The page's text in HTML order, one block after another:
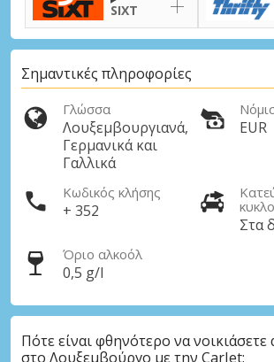
SIXT
Σημαντικές πληροφορίες
Γλώσσα
Λουξεμβουργιανά,
Γερμανικά και
Γαλλικά
EUR
Κωδικός κλήσης
+ 352
Στα
Όριο αλκοόλ
0,5 g/l
Πότε είναι φθηνότερο να νοικιάσετε
στο Λουξεμβούργο με την CarJet;